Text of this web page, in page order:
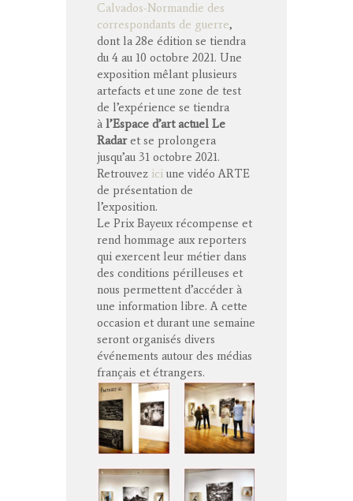
Calvados-Normandie des
correspondants de guerre,
dont la 28e édition se tiendra
du 4 au 10 octobre 2021. Une
exposition mêlant plusieurs
artefacts et une zone de test
de l’expérience se tiendra
à l’Espace d’art actuel Le
Radaret se prolongera
jusqu’au 31 octobre 2021.
Retrouvez ici une vidéo ARTE
de présentation de
l’exposition.
Le Prix Bayeux récompense et
rend hommage aux reporters
qui exercent leur métier dans
des conditions périlleuses et
nous permettent d’accéder à
une information libre. A cette
occasion et durant une semaine
seront organisés divers
événements autour des médias
français et étrangers.